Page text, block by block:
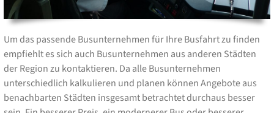
Um das passende Busunternehmen für Ihre Busfahrt zu finden
empfiehlt es sich auch Busunternehmen aus anderen Städten
der Region zu kontaktieren. Da alle Busunternehmen
unterschiedlich kalkulieren und planen können Angebote aus
benachbarten Städten insgesamt betrachtet durchaus besser